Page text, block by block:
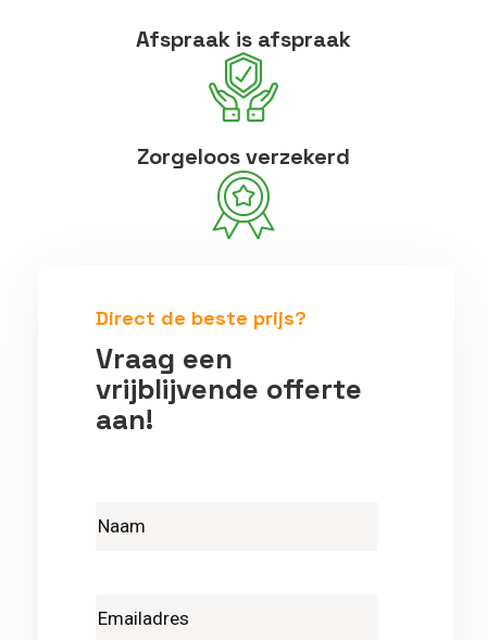
Afspraak is afspraak
Zorgeloos verzekerd
Direct de beste prijs?
Vraag een
vrijblijvende offerte
aan!